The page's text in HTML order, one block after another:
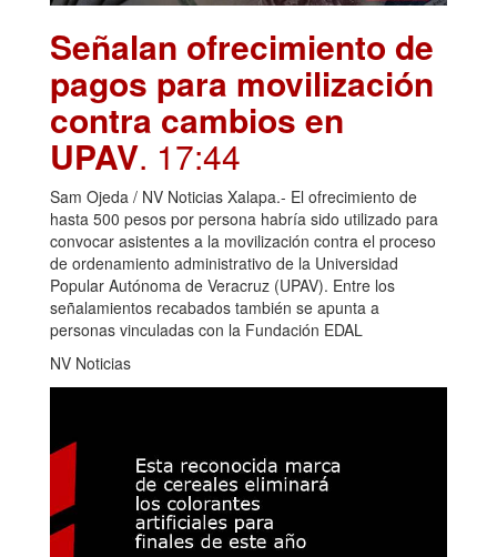
Señalan ofrecimiento de
pagos para movilización
contra cambios en
UPAV. 17:44
Sam Ojeda / NV Noticias Xalapa.- El ofrecimiento de
hasta 500 pesos por persona habría sido utilizado para
convocar asistentes a la movilización contra el proceso
de ordenamiento administrativo de la Universidad
Popular Autónoma de Veracruz (UPAV). Entre los
señalamientos recabados también se apunta a
personas vinculadas con la Fundación EDAL
NV Noticias